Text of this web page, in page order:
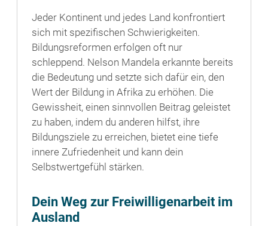
Jeder Kontinent und jedes Land konfrontiert
sich mit spezifischen Schwierigkeiten.
Bildungsreformen erfolgen oft nur
schleppend. Nelson Mandela erkannte bereits
die Bedeutung und setzte sich dafür ein, den
Wert der Bildung in Afrika zu erhöhen. Die
Gewissheit, einen sinnvollen Beitrag geleistet
zu haben, indem du anderen hilfst, ihre
Bildungsziele zu erreichen, bietet eine tiefe
innere Zufriedenheit und kann dein
Selbstwertgefühl stärken.
Dein Weg zur Freiwilligenarbeit im
Ausland